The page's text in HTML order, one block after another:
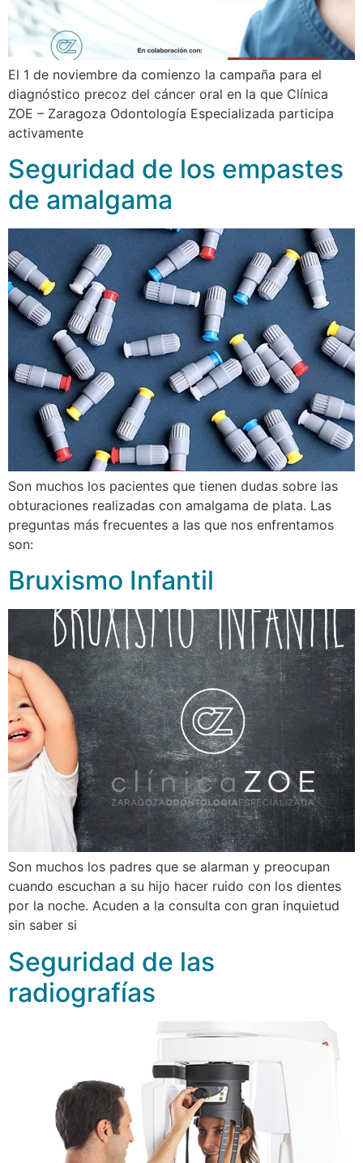
El 1 de noviembre da comienzo la campaña para el
diagnóstico precoz del cáncer oral en la que Clínica
ZOE – Zaragoza Odontología Especializada participa
activamente
Seguridad de los empastes
de amalgama
Son muchos los pacientes que tienen dudas sobre las
obturaciones realizadas con amalgama de plata. Las
preguntas más frecuentes a las que nos enfrentamos
son:
Bruxismo Infantil
Son muchos los padres que se alarman y preocupan
cuando escuchan a su hijo hacer ruido con los dientes
por la noche. Acuden a la consulta con gran inquietud
sin saber si
Seguridad de las
radiografías